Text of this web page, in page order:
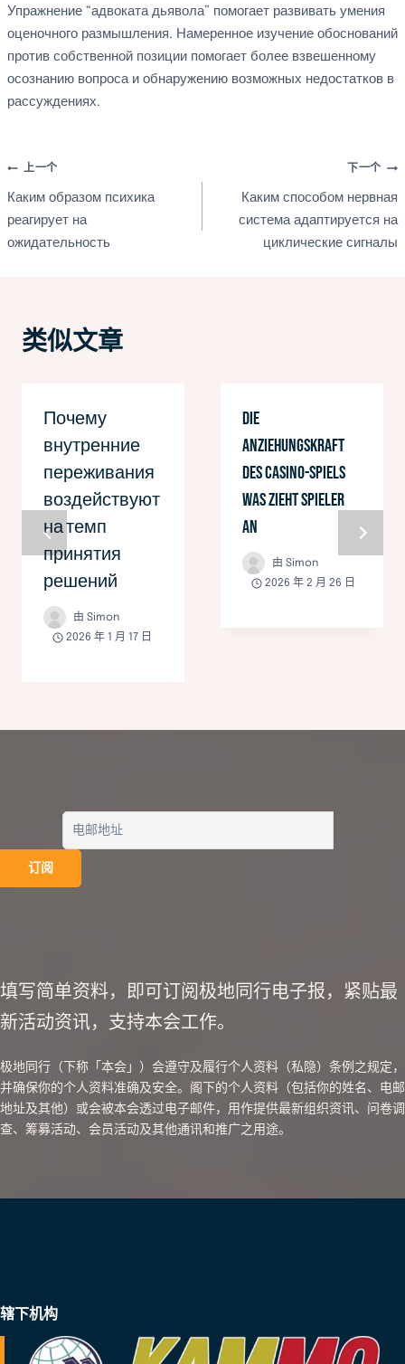
Упражнение “адвоката дьявола” помогает развивать умения
оценочного размышления. Намеренное изучение обоснований
против собственной позиции помогает более взвешенному
осознанию вопроса и обнаружению возможных недостатков в
рассуждениях.
文
章
导
上一个
Каким образом психика
реагирует на
ожидательность
下一个
Каким способом нервная
система адаптируется на
циклические сигналы
类似文章
Почему
внутренние
переживания
воздействуют
на темп
принятия
решений
由 Simon
2026 年 1 月 17 日
Die
Anziehungskraft
des Casino-Spiels
Was zieht Spieler
an
由 Simon
2026 年 2 月 26 日
填写简单资料，即可订阅极地同行电子报，紧贴最
新活动资讯，支持本会工作。
极地同行（下称「本会」）会遵守及履行个人资料（私隐）条例之规定，
并确保你的个人资料准确及安全。阁下的个人资料（包括你的姓名、电邮
地址及其他）或会被本会透过电子邮件，用作提供最新组织资讯、问卷调
查、筹募活动、会员活动及其他通讯和推广之用途。
辖下机构